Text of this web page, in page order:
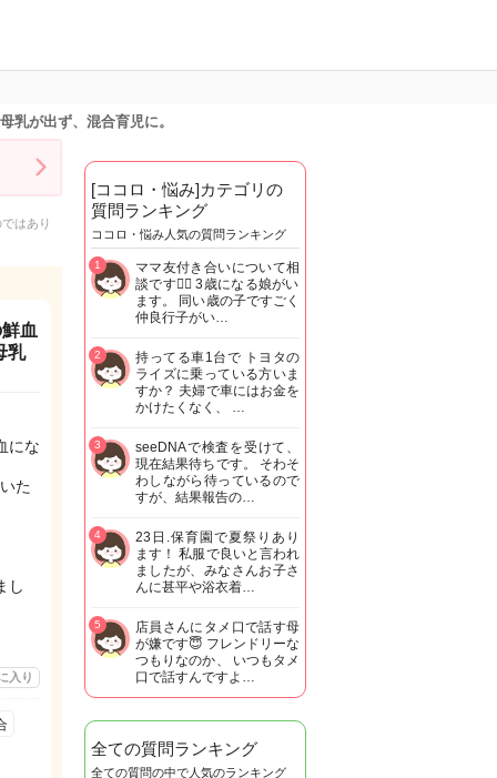
乳が出ず、混合育児に。
はあり
血
乳
にな
た
し
入り
[ココロ・悩み]カテゴリの
質問ランキング
ココロ・悩み人気の質問ランキング
ママ友付き合いについて相
談です🙇‍♂️ 3歳になる娘がい
ます。 同い歳の子ですごく
仲良行子がい…
1
持ってる車1台で トヨタの
ライズに乗っている方いま
すか？ 夫婦で車にはお金を
かけたくなく、 …
2
seeDNAで検査を受けて、
現在結果待ちです。 そわそ
わしながら待っているので
すが、結果報告の…
3
23日.保育園で夏祭りあり
ます！ 私服で良いと言われ
ましたが、みなさんお子さ
んに甚平や浴衣着…
4
店員さんにタメ口で話す母
が嫌です😇 フレンドリーな
つもりなのか、 いつもタメ
口で話すんですよ…
5
全ての質問ランキング
全ての質問の中で人気のランキング